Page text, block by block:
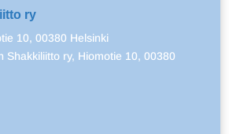
ry
10, 00380 Helsinki
Shakkiliitto ry, Hiomotie 10, 00380